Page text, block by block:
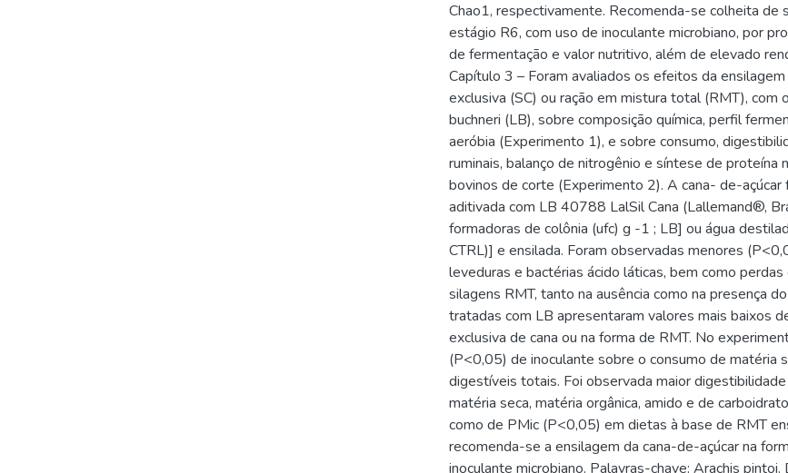
Chao1, respectivamente. Recomenda-se colheita de
estágio R6, com uso de inoculante microbiano, por
de fermentação e valor nutritivo, além de elevado
Capítulo 3 – Foram avaliados os efeitos da
exclusiva (SC) ou ração em mistura total (RMT), com
buchneri (LB), sobre composição química, perfil
aeróbia (Experimento 1), e sobre consumo,
ruminais, balanço de nitrogênio e síntese de proteína
bovinos de corte (Experimento 2). A cana- de-açúcar
aditivada com LB 40788 LalSil Cana (Lallemand®,
formadoras de colônia (ufc) g -1 ; LB] ou água
CTRL)] e ensilada. Foram observadas menores
leveduras e bactérias ácido láticas, bem como
silagens RMT, tanto na ausência como na presença
tratadas com LB apresentaram valores mais baixos
exclusiva de cana ou na forma de RMT. No
(P<0,05) de inoculante sobre o consumo de matéria
digestíveis totais. Foi observada maior
matéria seca, matéria orgânica, amido e de
como de PMic (P<0,05) em dietas à base de RMT
recomenda-se a ensilagem da cana-de-açúcar na
inoculante microbiano. Palavras-chave: Arachis